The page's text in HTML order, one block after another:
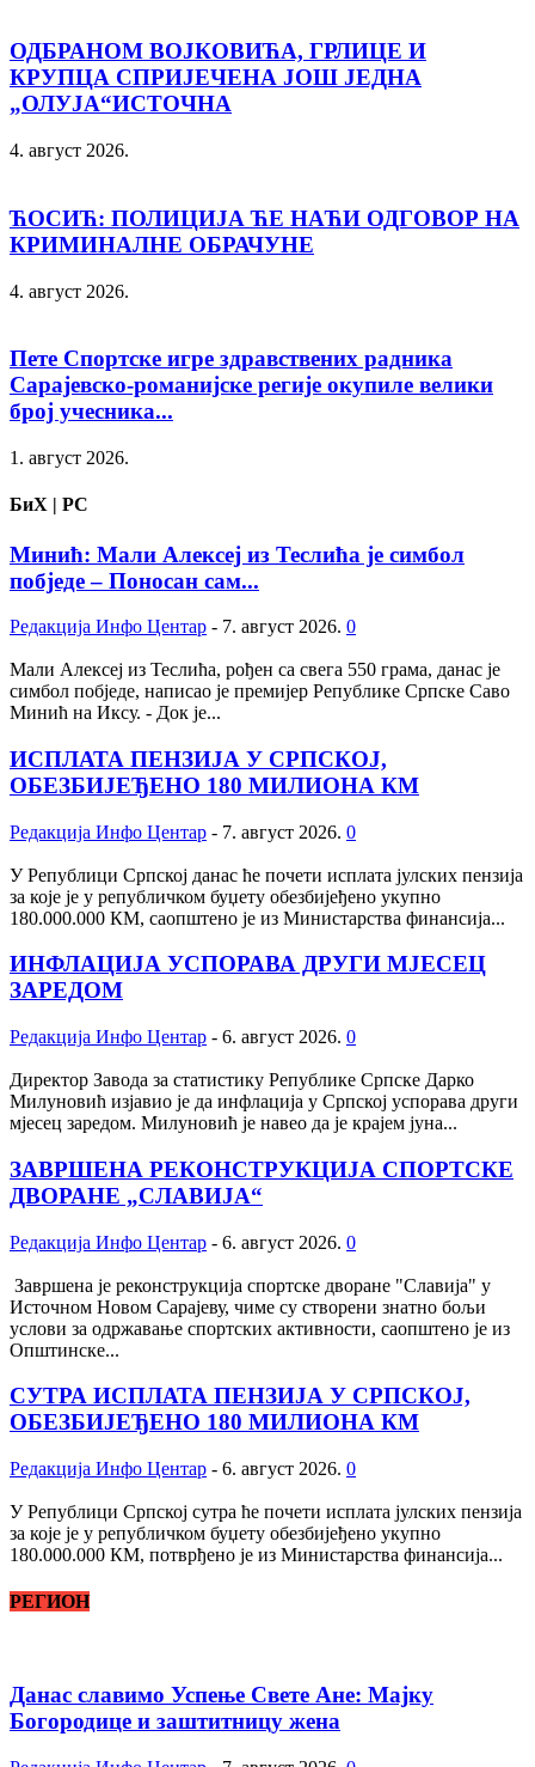
ОДБРАНОМ ВОЈКОВИЋА, ГРЛИЦЕ И
КРУПЦА СПРИЈЕЧЕНА ЈОШ ЈЕДНА
„ОЛУЈА“ИСТОЧНА
4. август 2026.
ЋОСИЋ: ПОЛИЦИЈА ЋЕ НАЋИ ОДГОВОР НА
КРИМИНАЛНЕ ОБРАЧУНЕ
4. август 2026.
Пете Спортске игре здравствених радника
Сарајевско-романијске регије окупиле велики
број учесника...
1. август 2026.
БиХ | РС
Минић: Мали Алексеј из Теслића је симбол
побједе – Поносан сам...
Редакција Инфо Центар - 7. август 2026. 0
Мали Алексеј из Теслића, рођен са свега 550 грама, данас је
симбол побједе, написао је премијер Републике Српске Саво
Минић на Иксу. - Док је...
ИСПЛАТА ПЕНЗИЈА У СРПСКОЈ,
ОБЕЗБИЈЕЂЕНО 180 МИЛИОНА КМ
Редакција Инфо Центар - 7. август 2026. 0
У Републици Српској данас ће почети исплата јулских пензија
за које је у републичком буџету обезбијеђено укупно
180.000.000 КМ, саопштено је из Министарства финансија...
ИНФЛАЦИЈА УСПОРАВА ДРУГИ МЈЕСЕЦ
ЗАРЕДОМ
Редакција Инфо Центар - 6. август 2026. 0
Директор Завода за статистику Републике Српске Дарко
Милуновић изјавио је да инфлација у Српској успорава други
мјесец заредом. Милуновић је навео да је крајем јуна...
ЗАВРШЕНА РЕКОНСТРУКЦИЈА СПОРТСКЕ
ДВОРАНЕ „СЛАВИЈА“
Редакција Инфо Центар - 6. август 2026. 0
Завршена је реконструкција спортске дворане "Славија" у
Источном Новом Сарајеву, чиме су створени знатно бољи
услови за одржавање спортских активности, саопштено је из
Општинске...
СУТРА ИСПЛАТА ПЕНЗИЈА У СРПСКОЈ,
ОБЕЗБИЈЕЂЕНО 180 МИЛИОНА КМ
Редакција Инфо Центар - 6. август 2026. 0
У Републици Српској сутра ће почети исплата јулских пензија
за које је у републичком буџету обезбијеђено укупно
180.000.000 КМ, потврђено је из Министарства финансија...
РЕГИОН
Данас славимо Успење Свете Ане: Мајку
Богородице и заштитницу жена